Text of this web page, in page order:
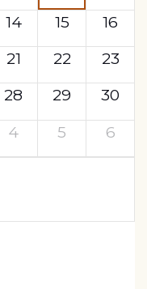
14 15
16
21 22
23
28 29
30
4 5 6